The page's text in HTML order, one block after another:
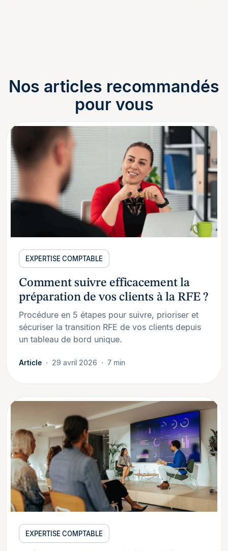
Nos articles recommandés
pour vous
EXPERTISE COMPTABLE
Comment suivre efficacement la
préparation de vos clients à la RFE ?
Procédure en 5 étapes pour suivre, prioriser et
sécuriser la transition RFE de vos clients depuis
un tableau de bord unique.
Article 29 avril 2026 7 min
EXPERTISE COMPTABLE